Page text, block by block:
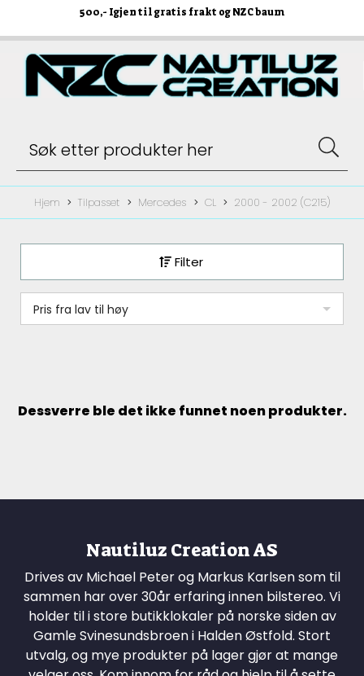
500,- Igjen til gratis frakt og NZC baum
Hjem Tilpasset Mercedes CL 2000 - 2002 (C215)
Filter
Pris fra lav til høy
Dessverre ble det ikke funnet noen produkter.
Nautiluz Creation AS
Drives av Michael Peter og Markus Karlsen som til
sammen har over 30år erfaring innen bilstereo. Vi
holder til i store butikklokaler på norske siden av
Gamle Svinesundsbroen i Halden Østfold. Stort
utvalg, og mye produkter på lager gjør at mange